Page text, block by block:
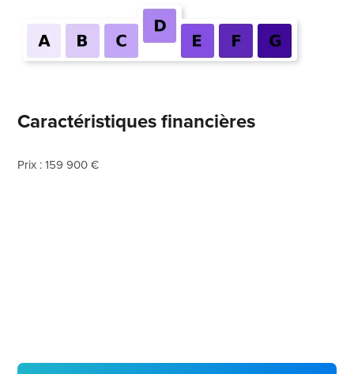
Caractéristiques financières
Prix : 159 900 €